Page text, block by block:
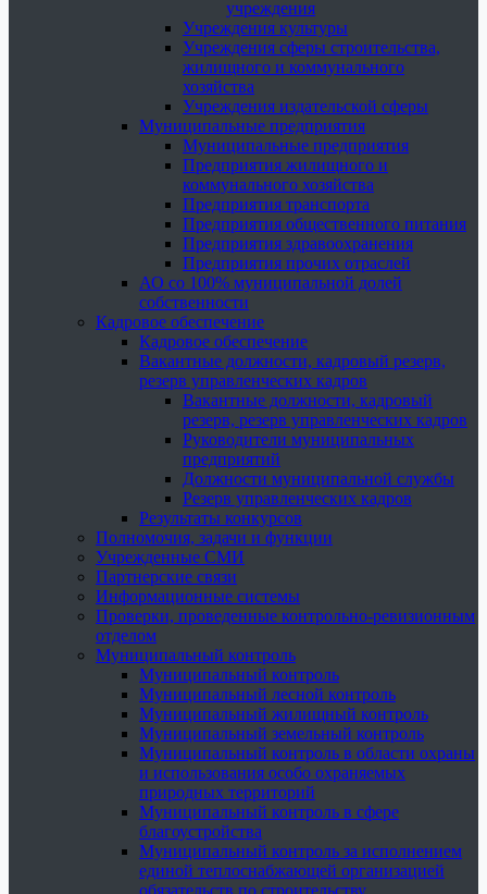
учреждения
Учреждения культуры
Учреждения сферы строительства,
жилищного и коммунального
хозяйства
Учреждения издательской сферы
Муниципальные предприятия
Муниципальные предприятия
Предприятия жилищного и
коммунального хозяйства
Предприятия транспорта
Предприятия общественного питания
Предприятия здравоохранения
Предприятия прочих отраслей
АО со 100% муниципальной долей
собственности
Кадровое обеспечение
Кадровое обеспечение
Вакантные должности, кадровый резерв,
резерв управленческих кадров
Вакантные должности, кадровый
резерв, резерв управленческих кадров
Руководители муниципальных
предприятий
Должности муниципальной службы
Резерв управленческих кадров
Результаты конкурсов
Полномочия, задачи и функции
Учрежденные СМИ
Партнерские связи
Информационные системы
Проверки, проведенные контрольно-ревизионным
отделом
Муниципальный контроль
Муниципальный контроль
Муниципальный лесной контроль
Муниципальный жилищный контроль
Муниципальный земельный контроль
Муниципальный контроль в области охраны
и использования особо охраняемых
природных территорий
Муниципальный контроль в сфере
благоустройства
Муниципальный контроль за исполнением
единой теплоснабжающей организацией
обязательств по строительству,